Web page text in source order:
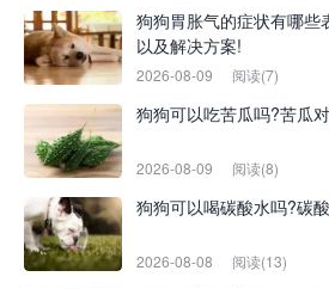
狗狗胃胀气的症状有哪些
以及解决方案!
2026-08-09 阅读(7)
狗狗可以吃苦瓜吗?苦瓜
2026-08-09 阅读(8)
狗狗可以喝碳酸水吗?碳
2026-08-08 阅读(13)